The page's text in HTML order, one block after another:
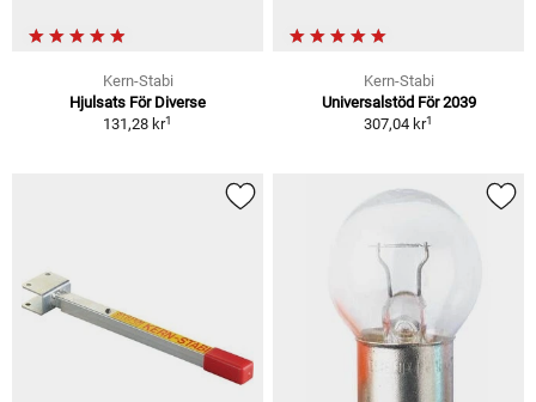
Kern-Stabi
Hjulsats För Diverse
131,28 kr1
Kern-Stabi
Universalstöd För 2039
307,04 kr1